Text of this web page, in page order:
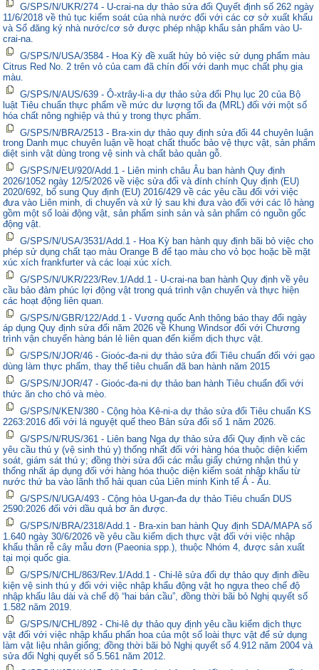
G/SPS/N/UKR/274 - U-crai-na dự thảo sửa đổi Quyết định số 262 ngày
11/6/2018 về thủ tục kiểm soát của nhà nước đối với các cơ sở xuất khẩu
và Sổ đăng ký nhà nước/cơ sở được phép nhập khẩu sản phẩm vào U-
crai-na.
G/SPS/N/USA/3584 - Hoa Kỳ đề xuất hủy bỏ việc sử dụng phẩm màu
Citrus Red No. 2 trên vỏ của cam đã chín đối với danh mục chất phụ gia
màu.
G/SPS/N/AUS/639 - Ô-xtrây-li-a dự thảo sửa đổi Phụ lục 20 của Bộ
luật Tiêu chuẩn thực phẩm về mức dư lượng tối đa (MRL) đối với một số
hóa chất nông nghiệp và thú y trong thực phẩm.
G/SPS/N/BRA/2513 - Bra-xin dự thảo quy định sửa đổi 44 chuyên luận
trong Danh mục chuyên luận về hoạt chất thuốc bảo vệ thực vật, sản phẩm
diệt sinh vật dùng trong vệ sinh và chất bảo quản gỗ.
G/SPS/N/EU/920/Add.1 - Liên minh châu Âu ban hành Quy định
2026/1052 ngày 12/5/2026 về việc sửa đổi và đính chính Quy định (EU)
2020/692, bổ sung Quy định (EU) 2016/429 về các yêu cầu đối với việc
đưa vào Liên minh, di chuyển và xử lý sau khi đưa vào đối với các lô hàng
gồm một số loài động vật, sản phẩm sinh sản và sản phẩm có nguồn gốc
động vật.
G/SPS/N/USA/3531/Add.1 - Hoa Kỳ ban hành quy định bãi bỏ việc cho
phép sử dụng chất tạo màu Orange B để tạo màu cho vỏ bọc hoặc bề mặt
xúc xích frankfurter và các loại xúc xích.
G/SPS/N/UKR/223/Rev.1/Add.1 - U-crai-na ban hành Quy định về yêu
cầu bảo đảm phúc lợi động vật trong quá trình vận chuyển và thực hiện
các hoạt động liên quan.
G/SPS/N/GBR/122/Add.1 - Vương quốc Anh thông báo thay đổi ngày
áp dụng Quy định sửa đổi năm 2026 về Khung Windsor đối với Chương
trình vận chuyển hàng bán lẻ liên quan đến kiểm dịch thực vật.
G/SPS/N/JOR/46 - Gioóc-đa-ni dự thảo sửa đổi Tiêu chuẩn đối với gạo
dùng làm thực phẩm, thay thế tiêu chuẩn đã ban hành năm 2015
G/SPS/N/JOR/47 - Gioóc-đa-ni dự thảo ban hành Tiêu chuẩn đối với
thức ăn cho chó và mèo.
G/SPS/N/KEN/380 - Cộng hòa Kê-ni-a dự thảo sửa đổi Tiêu chuẩn KS
2263:2016 đối với lá nguyệt quế theo Bản sửa đổi số 1 năm 2026.
G/SPS/N/RUS/361 - Liên bang Nga dự thảo sửa đổi Quy định về các
yêu cầu thú y (vệ sinh thú y) thống nhất đối với hàng hóa thuộc diện kiểm
soát, giám sát thú y; đồng thời sửa đổi các mẫu giấy chứng nhận thú y
thống nhất áp dụng đối với hàng hóa thuộc diện kiểm soát nhập khẩu từ
nước thứ ba vào lãnh thổ hải quan của Liên minh Kinh tế Á - Âu.
G/SPS/N/UGA/493 - Cộng hòa U-gan-đa dự thảo Tiêu chuẩn DUS
2590:2026 đối với dầu quả bơ ăn được.
G/SPS/N/BRA/2318/Add.1 - Bra-xin ban hành Quy định SDA/MAPA số
1.640 ngày 30/6/2026 về yêu cầu kiểm dịch thực vật đối với việc nhập
khẩu thân rễ cây mẫu đơn (Paeonia spp.), thuộc Nhóm 4, được sản xuất
tại mọi quốc gia.
G/SPS/N/CHL/863/Rev.1/Add.1 - Chi-lê sửa đổi dự thảo quy định điều
kiện vệ sinh thú y đối với việc nhập khẩu động vật họ ngựa theo chế độ
nhập khẩu lâu dài và chế độ “hai bán cầu”, đồng thời bãi bỏ Nghị quyết số
1.582 năm 2019.
G/SPS/N/CHL/892 - Chi-lê dự thảo quy định yêu cầu kiểm dịch thực
vật đối với việc nhập khẩu phấn hoa của một số loài thực vật để sử dụng
làm vật liệu nhân giống; đồng thời bãi bỏ Nghị quyết số 4.912 năm 2004 và
sửa đổi Nghị quyết số 5.561 năm 2012.